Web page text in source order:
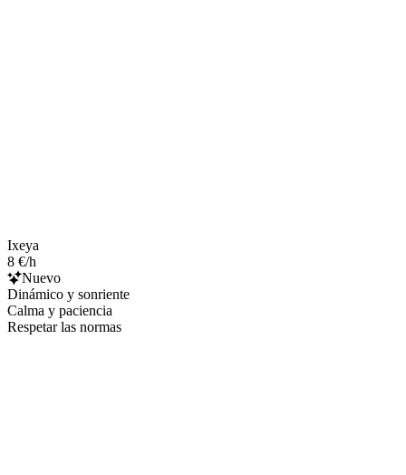
Ixeya
8 €/h
Nuevo
Dinámico y sonriente
Calma y paciencia
Respetar las normas